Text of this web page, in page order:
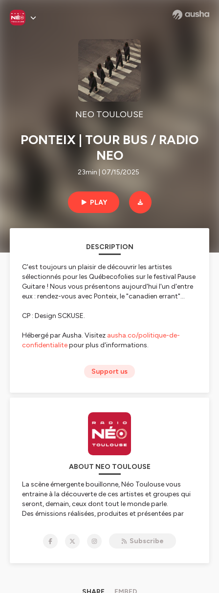
NEO TOULOUSE
PONTEIX | TOUR BUS / RADIO
NEO
23min | 07/15/2025
PLAY
DESCRIPTION
C'est toujours un plaisir de découvrir les artistes
sélectionnés pour les Québecofolies sur le festival Pause
Guitare ! Nous vous présentons aujourd'hui l'un d'entre
eux : rendez-vous avec Ponteix, le "canadien errant"...
CP : Design SCKUSE.
Hébergé par Ausha. Visitez ausha.co/politique-de-
confidentialitepour plus d'informations.
Support us
ABOUT NEO TOULOUSE
La scène émergente bouillonne, Néo Toulouse vous
entraine à la découverte de ces artistes et groupes qui
seront, demain, ceux dont tout le monde parle.
Des émissions réalisées, produites et présentées par
Subscribe